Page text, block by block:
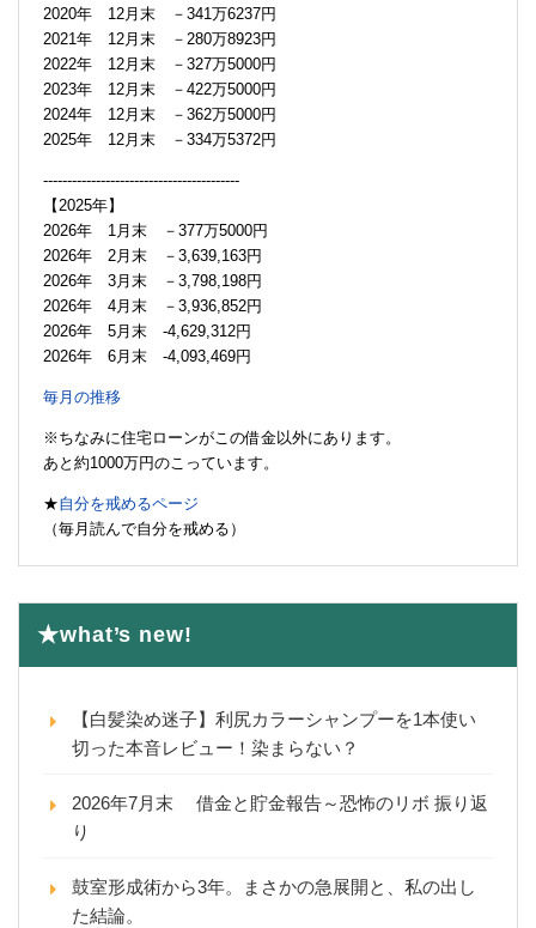
2020年 12月末 －341万6237円
2021年 12月末 －280万8923円
2022年 12月末 －327万5000円
2023年 12月末 －422万5000円
2024年 12月末 －362万5000円
2025年 12月末 －334万5372円
-----------------------------------------
【2025年】
2026年 1月末 －377万5000円
2026年 2月末 －3,639,163円
2026年 3月末 －3,798,198円
2026年 4月末 －3,936,852円
2026年 5月末 -4,629,312円
2026年 6月末 -4,093,469円
毎月の推移
※ちなみに住宅ローンがこの借金以外にあります。
あと約1000万円のこっています。
★自分を戒めるページ
（毎月読んで自分を戒める）
★what’s new!
【白髪染め迷子】利尻カラーシャンプーを1本使い
切った本音レビュー！染まらない？
2026年7月末 借金と貯金報告～恐怖のリボ 振り返
り
鼓室形成術から3年。まさかの急展開と、私の出し
た結論。